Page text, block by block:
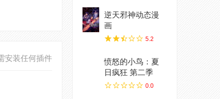
安装任何插件
逆天邪神动态漫
画
5.2
愤怒的小鸟：夏
日疯狂 第二季
0.0